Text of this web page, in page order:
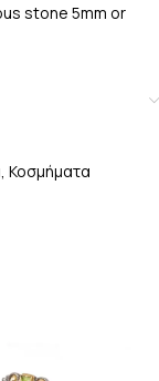
stone 5mm or
, Κοσμήματα